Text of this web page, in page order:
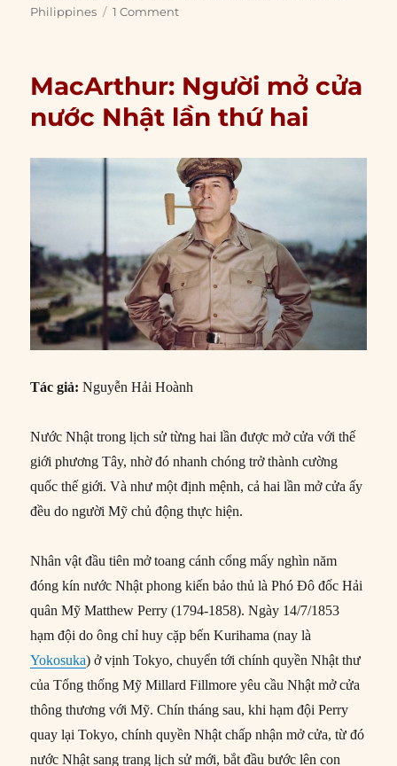
Philippines
1 Comment
MacArthur: Người mở cửa
nước Nhật lần thứ hai
Tác giả:Nguyễn Hải Hoành
Nước Nhật trong lịch sử từng hai lần được mở cửa với thế
giới phương Tây, nhờ đó nhanh chóng trở thành cường
quốc thế giới. Và như một định mệnh, cả hai lần mở cửa ấy
đều do người Mỹ chủ động thực hiện.
Nhân vật đầu tiên mở toang cánh cổng mấy nghìn năm
đóng kín nước Nhật phong kiến bảo thủ là Phó Đô đốc Hải
quân Mỹ Matthew Perry (1794-1858). Ngày 14/7/1853
hạm đội do ông chỉ huy cặp bến Kurihama (nay là
Yokosuka) ở vịnh Tokyo, chuyển tới chính quyền Nhật thư
của Tổng thống Mỹ Millard Fillmore yêu cầu Nhật mở cửa
thông thương với Mỹ. Chín tháng sau, khi hạm đội Perry
quay lại Tokyo, chính quyền Nhật chấp nhận mở cửa, từ đó
nước Nhật sang trang lịch sử mới, bắt đầu bước lên con